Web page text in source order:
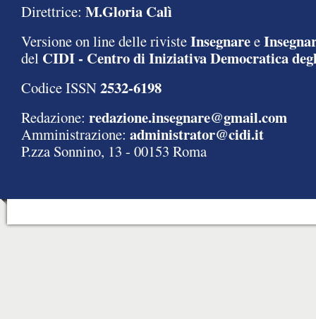
Direttrice: M.Gloria Calì
Versione on line delle rivisteInsegnaree
del CIDI - Centro di Iniziativa Democratica
Codice ISSN2532-6198
Redazione: redazione.insegnare@gmail.com
Amministrazione: administrator@cidi.it
P.zza Sonnino, 13 - 00153 Roma